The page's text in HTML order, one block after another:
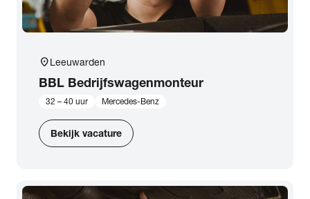
location_onLeeuwarden
BBL Bedrijfswagenmonteur
32 – 40 uur Mercedes-Benz
Bekijk vacature